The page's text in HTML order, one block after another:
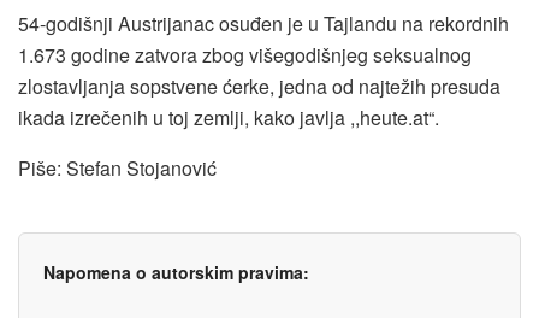
54-godišnji Austrijanac osuđen je u Tajlandu na rekordnih
1.673 godine zatvora zbog višegodišnjeg seksualnog
zlostavljanja sopstvene ćerke, jedna od najtežih presuda
ikada izrečenih u toj zemlji, kako javlja ,,heute.at“.
Piše: Stefan Stojanović
Napomena o autorskim pravima: